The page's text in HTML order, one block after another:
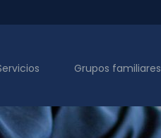
Grupos familiares